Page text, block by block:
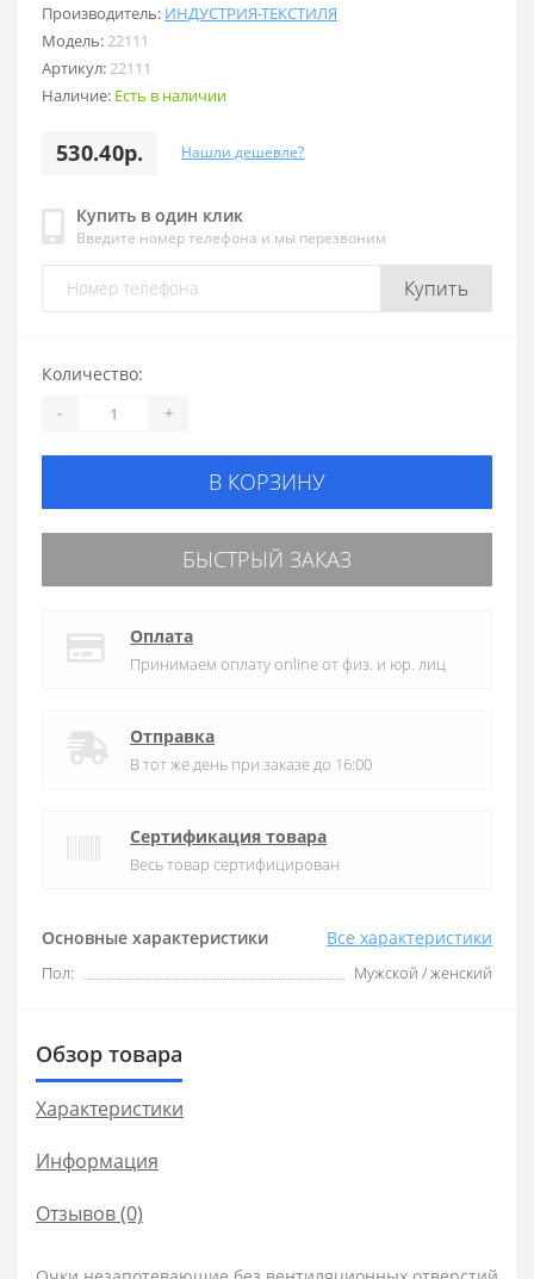
Производитель: ИНДУСТРИЯ-ТЕКСТИЛЯ
Модель:22111
Артикул:22111
Наличие: Есть в наличии
530.40р. Нашли дешевле?
Купить в один клик
Введите номер телефона и мы перезвоним
Купить
Основные характеристики Все характеристики
Пол: Мужской / женский
Количество:
- +
В КОРЗИНУ
БЫСТРЫЙ ЗАКАЗ
Оплата
Принимаем оплату online от физ. и юр. лиц
Отправка
В тот же день при заказе до 16:00
Сертификация товара
Весь товар сертифицирован
Обзор товара
Характеристики
Информация
Отзывов (0)